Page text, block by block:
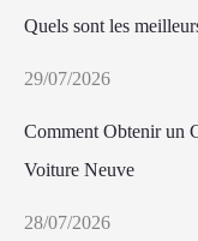
Quels sont les
29/07/2026
Comment Obtenir un
Voiture Neuve
28/07/2026